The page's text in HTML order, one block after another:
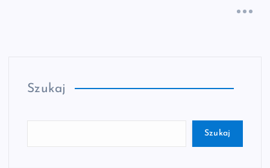
Szukaj
Szukaj